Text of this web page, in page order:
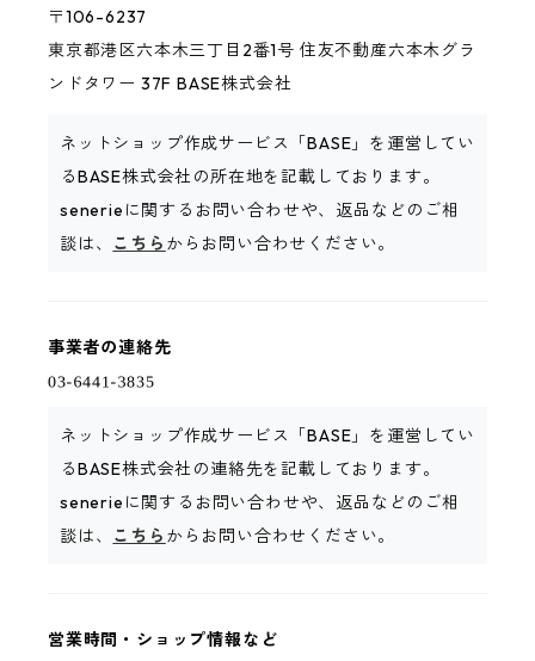
〒106-6237
東京都港区六本木三丁目2番1号 住友不動産六本木グラ
ンドタワー 37F BASE株式会社
ネットショップ作成サービス「BASE」を運営してい
るBASE株式会社の所在地を記載しております。
senerieに関するお問い合わせや、返品などのご相
談は、 こちら からお問い合わせください。
事業者の連絡先
ネットショップ作成サービス「BASE」を運営してい
るBASE株式会社の連絡先を記載しております。
senerieに関するお問い合わせや、返品などのご相
談は、 こちら からお問い合わせください。
営業時間・ショップ情報など